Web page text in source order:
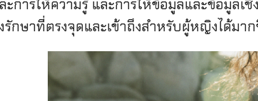
การให้ความรู้ และการให้ข้อมูลและข้อมูลเ
กษาที่ตรงจุดและเข้าถึงสำหรับผู้หญิงได้มาก